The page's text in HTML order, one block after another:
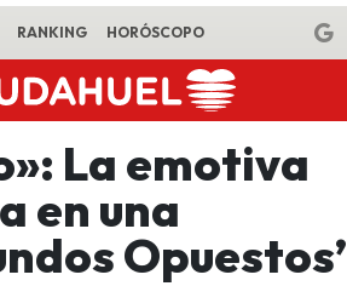
RANKING HORÓSCOPO
La emotiva
en una
Opuestos’